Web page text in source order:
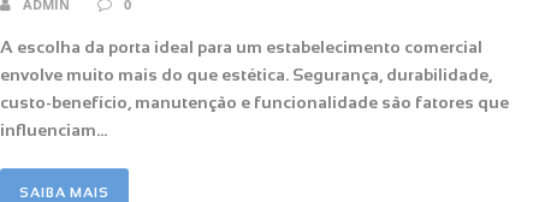
ADMIN 0
A escolha da porta ideal para um estabelecimento comercial
envolve muito mais do que estética. Segurança, durabilidade,
custo-benefício, manutenção e funcionalidade são fatores que
influenciam...
SAIBA MAIS